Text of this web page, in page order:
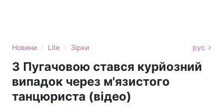
Новини › Lite › Зірки рус
З Пугачовою стався курйозний
випадок через м'язистого
танцюриста (відео)